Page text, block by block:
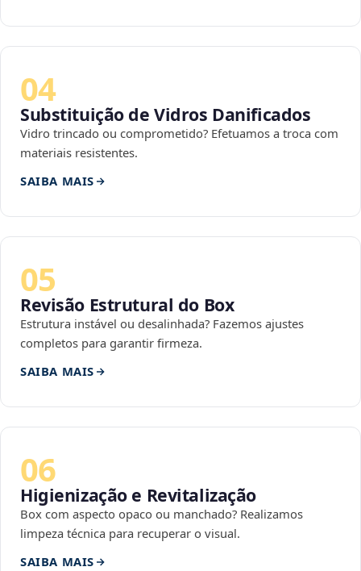
04
Substituição de Vidros Danificados
Vidro trincado ou comprometido? Efetuamos a troca com
materiais resistentes.
SAIBA MAIS
05
Revisão Estrutural do Box
Estrutura instável ou desalinhada? Fazemos ajustes
completos para garantir firmeza.
SAIBA MAIS
06
Higienização e Revitalização
Box com aspecto opaco ou manchado? Realizamos
limpeza técnica para recuperar o visual.
SAIBA MAIS